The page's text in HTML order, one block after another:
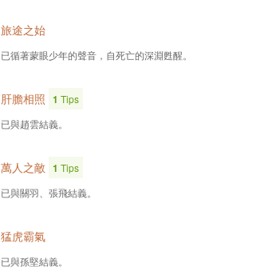
旅途之始
已循著蒙眼少年的聲音，自死亡的深淵甦醒。
肝膽相照 1 Tips
已與趙雲結義。
萬人之敵 1 Tips
已與關羽、張飛結義。
猛虎霸氣
已與孫堅結義。